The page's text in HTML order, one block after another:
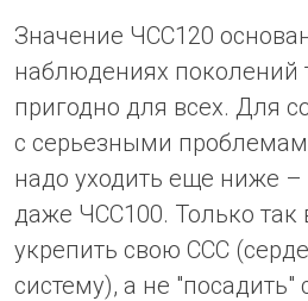
Значение ЧСС120
наблюдениях поколений
пригодно для всех. Для
с серьезными
надо уходить еще ниже
даже ЧСС100. Только так
укрепить свою ССС
систему), а не "посадить"